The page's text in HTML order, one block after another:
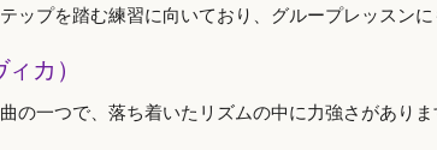
ップを踏む練習に向いており、グループレッスンに
カ）
の一つで、落ち着いたリズムの中に力強さがありま